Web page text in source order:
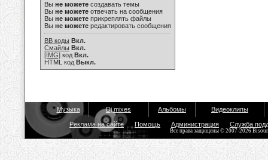
Вы не можете создавать темы
Вы не можете отвечать на сообщения
Вы не можете прикреплять файлы
Вы не можете редактировать сообщения
BB коды Вкл.
Смайлы Вкл.
[IMG] код Вкл.
HTML код Выкл.
Музыка Dj mixes Альбомы Видеоклипы
Реклама на сайте Помощь Администрация Служба
Все права защищены © 2007-2026